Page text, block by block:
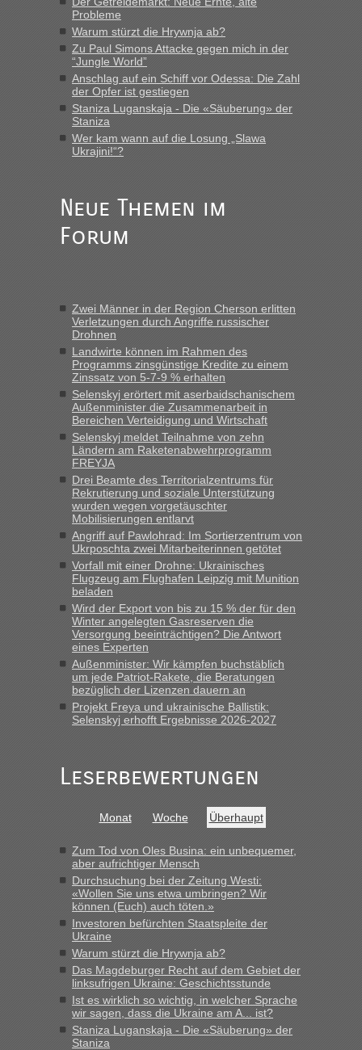
LeoExpress ist - und nur auf deren Webseite kann man die
Fahrkarten kaufen. Zumindest ist es die erste Umsteigefreie
Verbindung von Deutschland...“
Recht, Visa und Dokumente • Re: Deklaration
gebrauchter Kleidung beim Zoll
„Vielen Dank, mit einem Briefchen meiner Frau im Gepäck
gab es keine Probleme“
fast 11 Milliarden aufgedeckt
„Am besten wäre natürlich, wenn die Frau mit dabei ist.
Alleinreisende Männer stehen schließlich immer unter
Milliarden aufgedeckt
„Kein Zoll. Du musst an sich nur sagen dass das privat ist
und du nicht damit handeln willst. So lange das nicht
Originalverpackt ist und ersichlich das nicht neu sollte es
keine Probleme geben“
Recht, Visa und Dokumente • Deklaration
gebrauchter Kleidung beim Zoll
„Hallo Leute, ich weiß nicht, ob ich hier richtig bin mit meiner
Anfrage. Ich möchte 4 Umzugskartons mit gebrauchter
Straßen Kleidung bei der Einreise in die Ukraine
mitnehmen. Es ist gebrauchte Kleidung...“
Berichte und Reisetipps • Re: An welchem
Grenzübergang zwischen Polen und der Ukraine geht es am
schnellsten?
„Wir sind mit unserem Wohnmobil, wie geplant am Montag
15.6. in Krakovets rüber. Sehr zeitig los gegen 5 Uhr in der
Früh. Mit sehr sehr wenig Verkehr, super bis zur Grenze. Nur
8 PKW vor der Schranke....“
inBerichte und Reisetipps • Re: An welchem
Grenzübergang zwischen Polen und der Ukraine geht es am
schnellsten?
„Gestern 6 Stunden warten vor der Grenze Richtung Polen
Bernd D-UAinBerichte und Reisetipps • Re: An welchem
„Bin am Montag 15.6.26 um 8 Uhr in Urgyniw ausgereist,
das erste Mal an einem Montagmorgen ca. 15 Fahrzeuge
vor mir, bin sonst der Erste oder Zweite, egal, nach ca 20
Minuten wurde dann die nächste Welle...“
Berichte und Reisetipps • Re: An welchem
Grenzübergang zwischen Polen und der Ukraine geht es am
schnellsten?
„Derzeit, ist es überall sehr voll an den Grenzen Ukraine/
Polen. Zb. Krakovets 100 PKW ca. 10 h Wartezeit. Wollen
Montag rüber, versuchen es sehr früh.“
Probleme
Warum stürzt die Hrywnja ab?
Zu Paul Simons Attacke gegen mich in der
“Jungle World”
Anschlag auf ein Schiff vor Odessa: Die Zahl
der Opfer ist gestiegen
Staniza Luganskaja - Die «Säuberung» der
Staniza
Wer kam wann auf die Losung „Slawa
Ukrajini!“?
Neue Themen im
Forum
Zwei Männer in der Region Cherson erlitten
Verletzungen durch Angriffe russischer
Drohnen
Landwirte können im Rahmen des
Programms zinsgünstige Kredite zu einem
Zinssatz von 5-7-9 % erhalten
Selenskyj erörtert mit aserbaidschanischem
Außenminister die Zusammenarbeit in
Bereichen Verteidigung und Wirtschaft
Selenskyj meldet Teilnahme von zehn
Ländern am Raketenabwehrprogramm
FREYJA
Drei Beamte des Territorialzentrums für
Rekrutierung und soziale Unterstützung
wurden wegen vorgetäuschter
Mobilisierungen entlarvt
Angriff auf Pawlohrad: Im Sortierzentrum von
Ukrposchta zwei Mitarbeiterinnen getötet
Vorfall mit einer Drohne: Ukrainisches
Flugzeug am Flughafen Leipzig mit Munition
beladen
Wird der Export von bis zu 15 % der für den
Winter angelegten Gasreserven die
Versorgung beeinträchtigen? Die Antwort
eines Experten
Außenminister: Wir kämpfen buchstäblich
um jede Patriot-Rakete, die Beratungen
bezüglich der Lizenzen dauern an
Projekt Freya und ukrainische Ballistik:
Selenskyj erhofft Ergebnisse 2026-2027
Leserbewertungen
Monat Woche Überhaupt
Zum Tod von Oles Busina: ein unbequemer,
aber aufrichtiger Mensch
Durchsuchung bei der Zeitung Westi:
«Wollen Sie uns etwa umbringen? Wir
können (Euch) auch töten.»
Investoren befürchten Staatspleite der
Ukraine
Warum stürzt die Hrywnja ab?
Das Magdeburger Recht auf dem Gebiet der
linksufrigen Ukraine: Geschichtsstunde
Ist es wirklich so wichtig, in welcher Sprache
wir sagen, dass die Ukraine am A... ist?
Staniza Luganskaja - Die «Säuberung» der
Staniza